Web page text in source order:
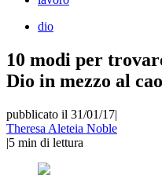
dio
10 modi per
Dio in mezzo al
pubblicato il 31/01/17|
Theresa Aleteia Noble
|5 min di lettura